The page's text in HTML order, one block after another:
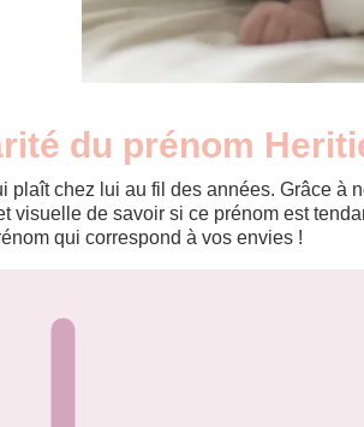
du prénom
plaît chez lui au fil des années. Grâce à
de savoir si ce prénom est
qui correspond à vos envies !